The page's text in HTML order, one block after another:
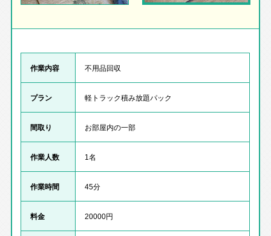
作業内容 不用品回収
プラン 軽トラック積み放題パック
間取り お部屋内の一部
作業人数 1名
作業時間 45分
料金 20000円